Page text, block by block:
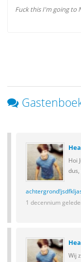
Fuck this I'm going to
Hoi
1 decennium
Wij